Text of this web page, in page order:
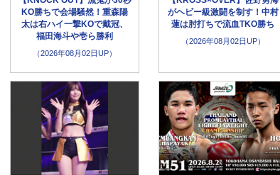
KO勝ちで会場騒然！重森陽
太は右ハイ一撃KOで戴冠、
福田海斗や壱ら勝利
（2026年08月02日UP）
がヘビー級激闘を制す！中村
蓮は肘打ちで流血TKO勝ち
（2026年08月02日UP）